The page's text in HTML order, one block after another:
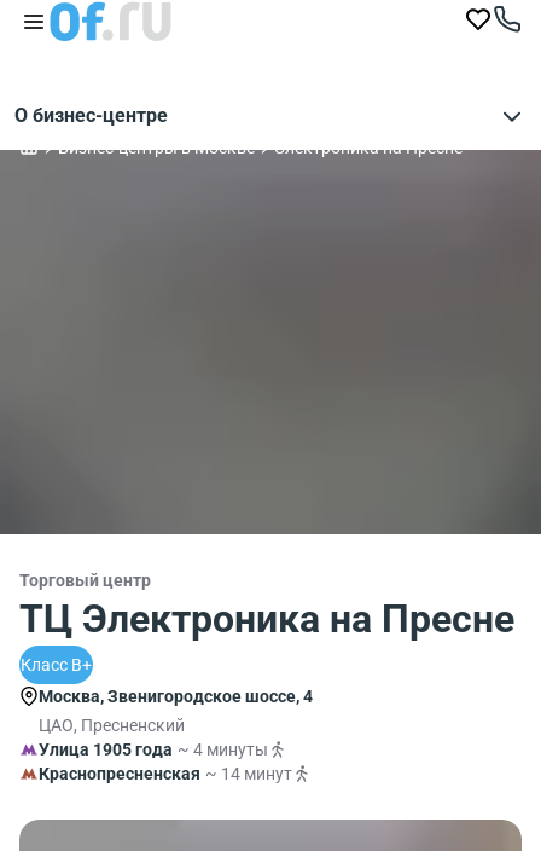
О бизнес-центре
Бизнес-центры в Москве Электроника на Пресне
Торговый центр
ТЦ Электроника на Пресне
Класс B+
Москва, Звенигородское шоссе, 4
ЦАО, Пресненский
Улица 1905 года ~ 4 минуты
Краснопресненская ~ 14 минут